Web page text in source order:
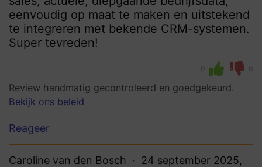
eenvoudig op maat te maken en uitstekend
te integreren met bekende CRM-systemen.
Super tevreden!
0 0
Review handmatig gecontroleerd en goedgekeurd.
Bekijk ons beleid
Reageer
Caroline van den Bosch
24 september 2025,